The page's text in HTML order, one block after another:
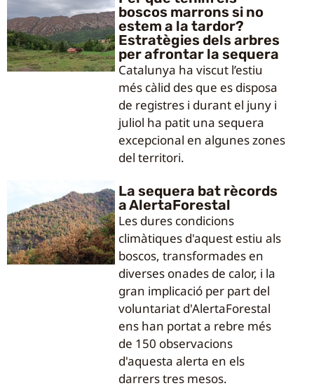
boscos marrons si no
estem a la tardor?
Estratègies dels arbres
per afrontar la sequera
Catalunya ha viscut l’estiu
més càlid des que es disposa
de registres i durant el juny i
juliol ha patit una sequera
excepcional en algunes zones
del territori.
La sequera bat rècords
a AlertaForestal
Les dures condicions
climàtiques d'aquest estiu als
boscos, transformades en
diverses onades de calor, i la
gran implicació per part del
voluntariat d'AlertaForestal
ens han portat a rebre més
de 150 observacions
d'aquesta alerta en els
darrers tres mesos.